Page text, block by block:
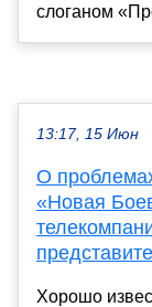
слоганом
13:17, 15 Июн
О
«Новая
Хорошо